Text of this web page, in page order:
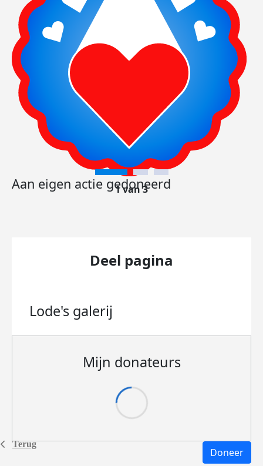
Terug
Aan eigen actie gedoneerd
1 van 3
Deel pagina
Lode's galerij
Mijn donateurs
Doneer